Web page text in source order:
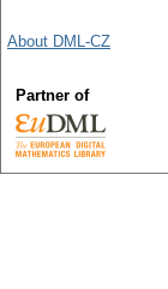
About DML-CZ
Partner of